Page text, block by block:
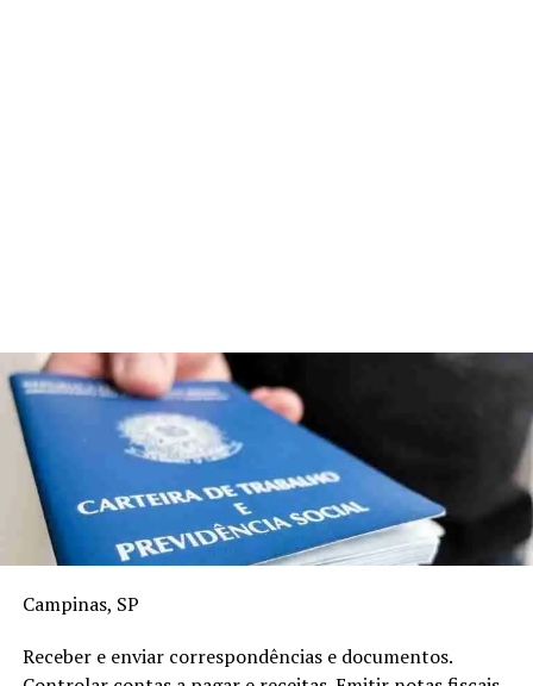
Campinas, SP
Receber e enviar correspondências e documentos.